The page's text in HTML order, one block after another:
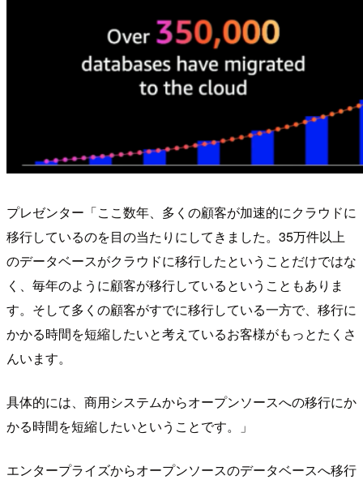
プレゼンター「ここ数年、多くの顧客が加速的にクラウドに
移行しているのを目の当たりにしてきました。35万件以上
のデータベースがクラウドに移行したということだけではな
く、毎年のように顧客が移行しているということもありま
す。そして多くの顧客がすでに移行している一方で、移行に
かかる時間を短縮したいと考えているお客様がもっとたくさ
んいます。
具体的には、商用システムからオープンソースへの移行にか
かる時間を短縮したいということです。」
エンタープライズからオープンソースのデータベースへ移行